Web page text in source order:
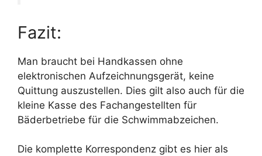
Fazit:
Man braucht bei Handkassen ohne
elektronischen Aufzeichnungsgerät, keine
Quittung auszustellen. Dies gilt also auch für die
kleine Kasse des Fachangestellten für
Bäderbetriebe für die Schwimmabzeichen.
Die komplette Korrespondenz gibt es hier als